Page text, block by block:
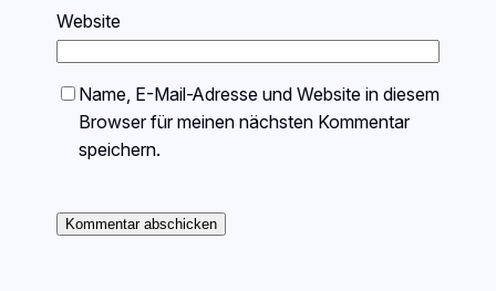
Website
Name, E-Mail-Adresse und Website in diesem
Browser für meinen nächsten Kommentar
speichern.